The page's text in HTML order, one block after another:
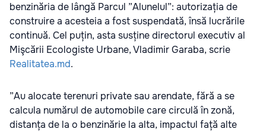
benzinăria de lângă Parcul ”Alunelul”: autorizația de
construire a acesteia a fost suspendată, însă lucrările
continuă. Cel puțin, asta susține directorul executiv al
Mişcării Ecologiste Urbane, Vladimir Garaba, scrie
Realitatea.md.
”Au alocate terenuri private sau arendate, fără a se
calcula numărul de automobile care circulă în zonă,
distanța de la o benzinărie la alta, impactul față alte